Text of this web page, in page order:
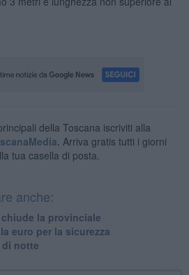
della Toscana iscriviti alla
Arriva gratis tutti i giorni
tua casella di posta.
anche:
la provinciale
euro per la sicurezza
notte